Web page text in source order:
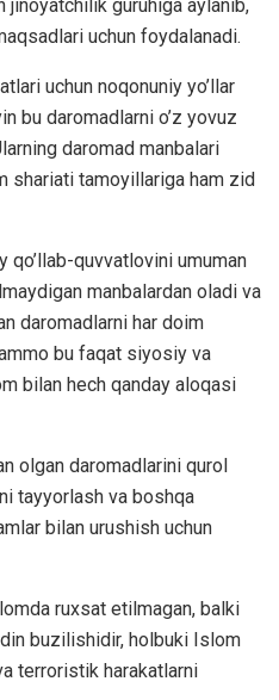
jinoyatchilik guruhiga aylanib,
uchun foydalanadi.
uchun noqonuniy yo’llar
bu daromadlarni o’z yovuz
daromad manbalari
shariati tamoyillariga ham zid
qo’llab-quvvatlovini umuman
manbalardan oladi va
daromadlarni har doim
bu faqat siyosiy va
bilan hech qanday aloqasi
olgan daromadlarini qurol
tayyorlash va boshqa
bilan urushish uchun
ruxsat etilmagan, balki
buzilishidir, holbuki Islom
terroristik harakatlarni